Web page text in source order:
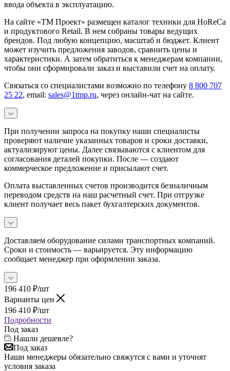
ввода объекта в эксплуатацию.
На сайте «ТМ Проект» размещен каталог техники для HoReCa
и продуктового Retail. В нем собраны товары ведущих
брендов. Под любую концепцию, масштаб и бюджет. Клиент
может изучить предложения заводов, сравнить цены и
характеристики. А затем обратиться к менеджерам компании,
чтобы они сформировали заказ и выставили счет на оплату.
Связаться со специалистами возможно по телефону 8 800 707
25 22, email: sales@1tmp.ru, через онлайн-чат на сайте.
При получении запроса на покупку наши специалисты
проверяют наличие указанных товаров и сроки доставки,
актуализируют цены. Далее связываются с клиентом для
согласования деталей покупки. После — создают
коммерческое предложение и присылают счет.
Оплата выставленных счетов производится безналичным
переводом средств на наш расчетный счет. При отгрузке
клиент получает весь пакет бухгалтерских документов.
Доставляем оборудование силами транспортных компаний.
Сроки и стоимость — варьируется. Эту информацию
сообщает менеджер при оформлении заказа.
196 410 ₽/шт
Варианты цен
196 410 ₽/шт
Подробности
Под заказ
Нашли дешевле?
Под заказ
Наши менеджеры обязательно свяжутся с вами и уточнят
условия заказа